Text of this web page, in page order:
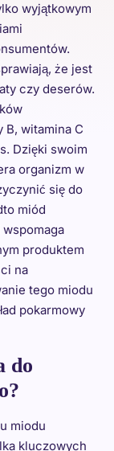
wyjątkowym
że jest
czy deserów.
witamina C
Dzięki swoim
organizm w
się do
miód
produktem
na
tego miodu
pokarmowy
do
miodu
kluczowych